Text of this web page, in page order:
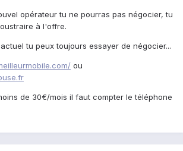
opérateur tu ne pourras pas négocier, tu
à l'offre.
tu peux toujours essayer de négocier...
ou
de 30€/mois il faut compter le téléphone